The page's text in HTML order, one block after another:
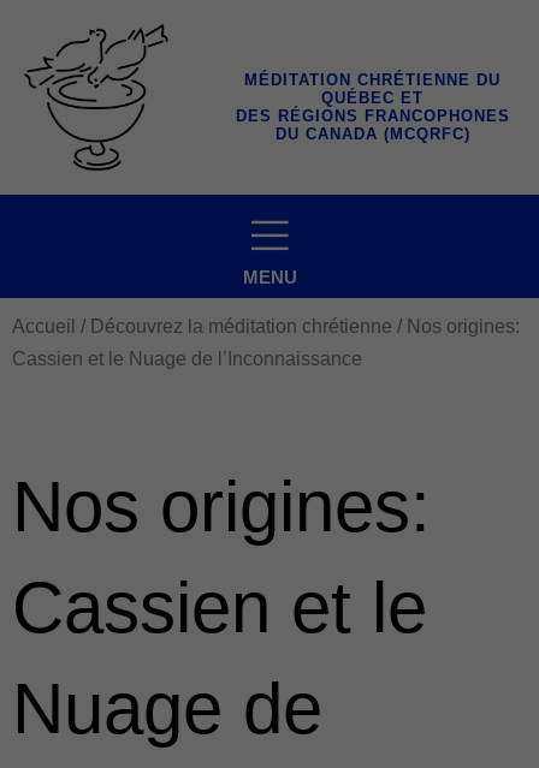
contenu
MÉDITATION CHRÉTIENNE DU
QUÉBEC ET
DES RÉGIONS FRANCOPHONES
DU CANADA (MCQRFC)
MENU
Accueil / Découvrez la méditation chrétienne / Nos origines:
Cassien et le Nuage de l’Inconnaissance
Nos origines:
Cassien et le
Nuage de